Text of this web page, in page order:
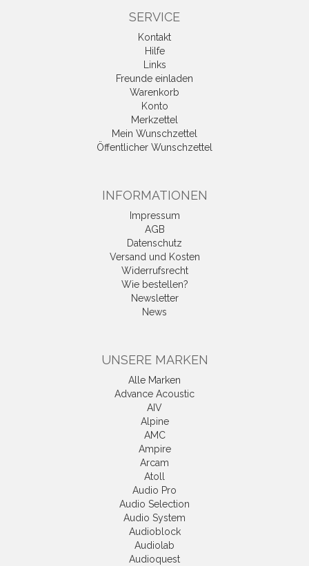
SERVICE
Kontakt
Hilfe
Links
Freunde einladen
Warenkorb
Konto
Merkzettel
Mein Wunschzettel
Öffentlicher Wunschzettel
INFORMATIONEN
Impressum
AGB
Datenschutz
Versand und Kosten
Widerrufsrecht
Wie bestellen?
Newsletter
News
UNSERE MARKEN
Alle Marken
Advance Acoustic
AIV
Alpine
AMC
Ampire
Arcam
Atoll
Audio Pro
Audio Selection
Audio System
Audioblock
Audiolab
Audioquest